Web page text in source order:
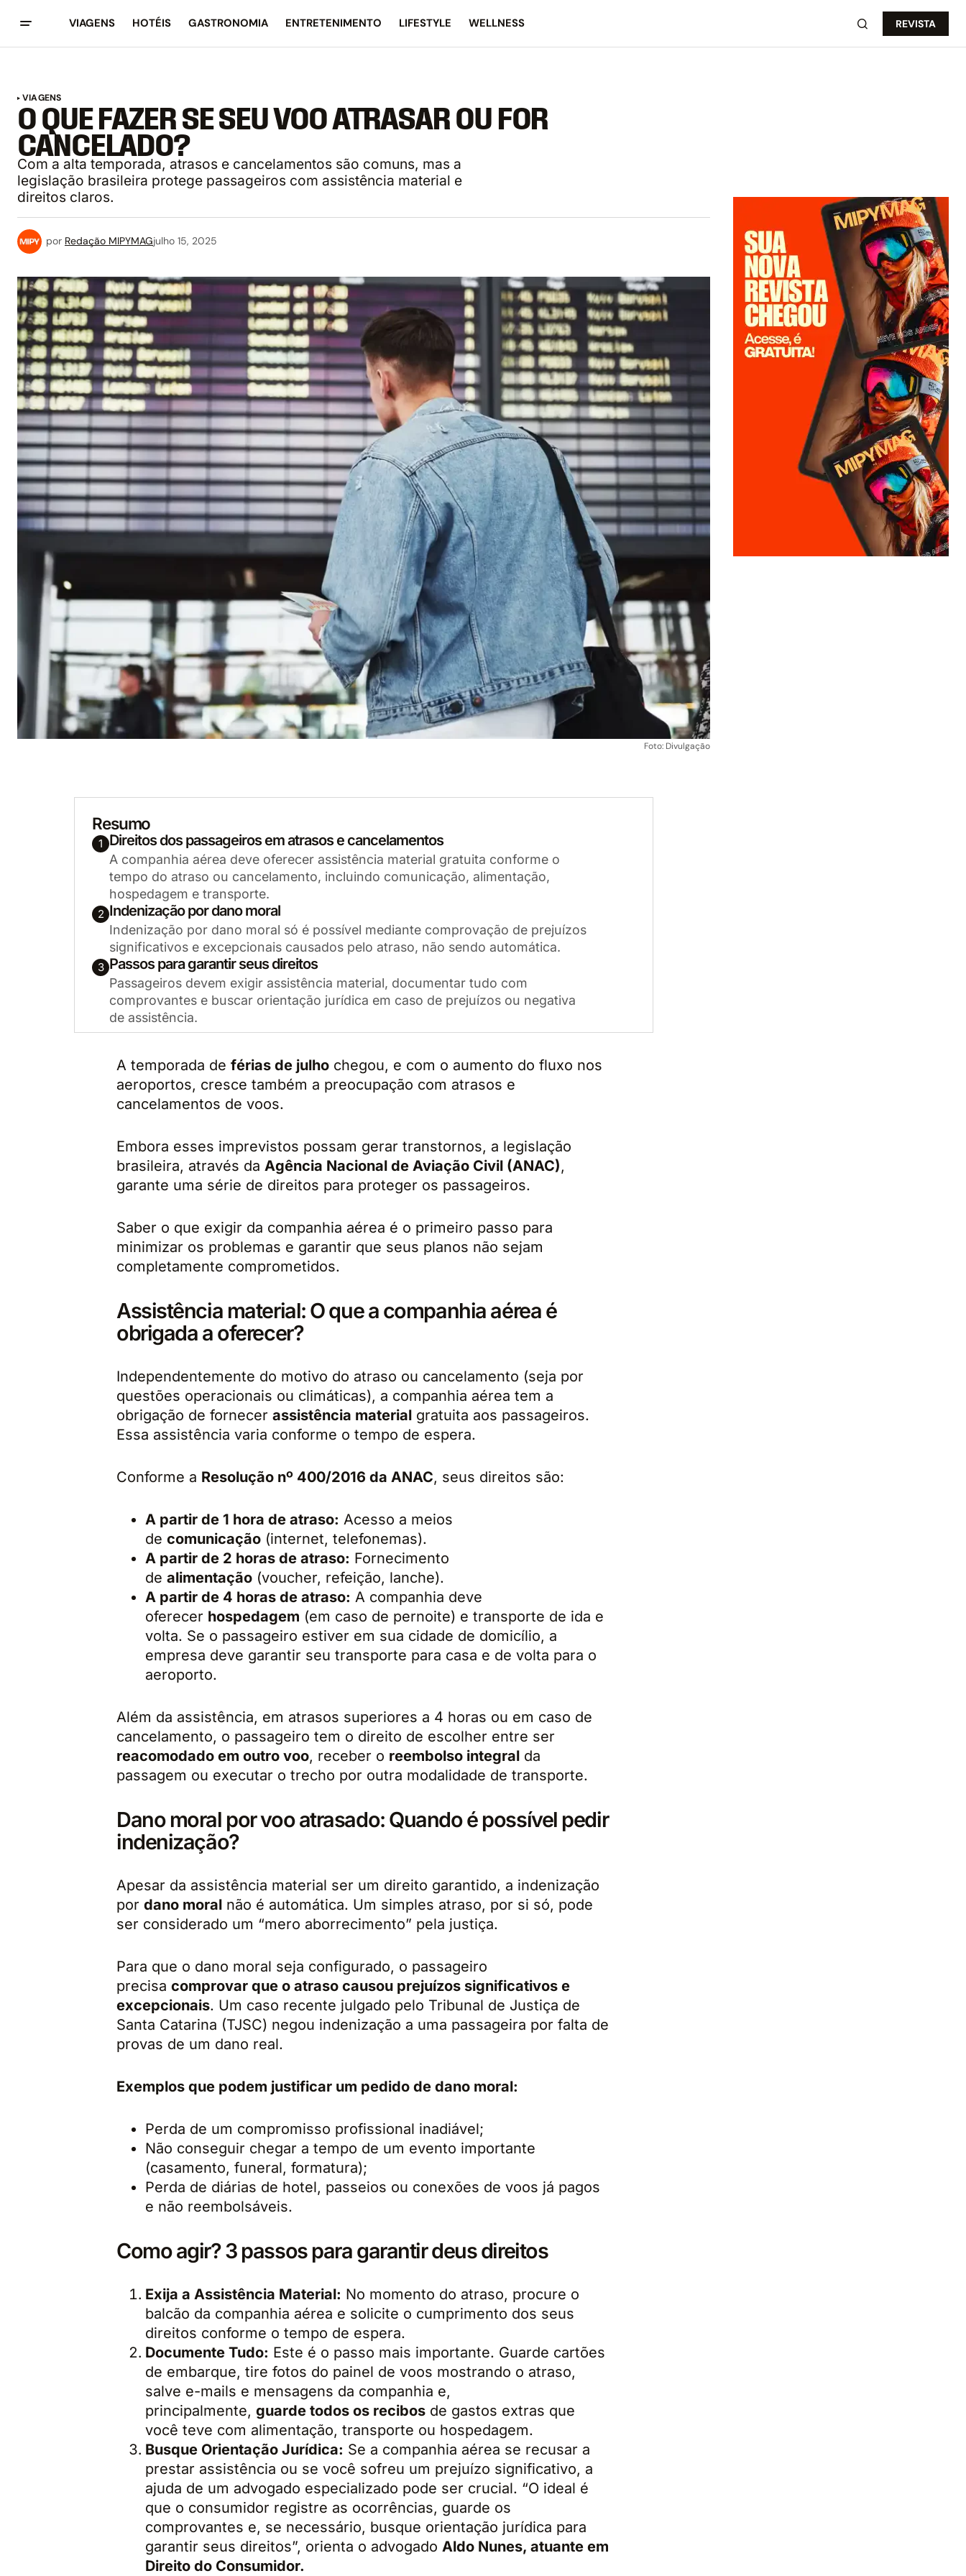
VIAGENS HOTÉIS GASTRONOMIA ENTRETENIMENTO LIFESTYLE WELLNESS REVISTA
VIAGENS
O QUE FAZER SE SEU VOO ATRASAR OU FOR
CANCELADO?
Com a alta temporada, atrasos e cancelamentos são comuns, mas a
legislação brasileira protege passageiros com assistência material e
direitos claros.
por Redação MIPYMAGjulho 15, 2025
Foto: Divulgação
Resumo
1 Direitos dos passageiros em atrasos e cancelamentos
A companhia aérea deve oferecer assistência material gratuita conforme o
tempo do atraso ou cancelamento, incluindo comunicação, alimentação,
hospedagem e transporte.
2 Indenização por dano moral
Indenização por dano moral só é possível mediante comprovação de prejuízos
significativos e excepcionais causados pelo atraso, não sendo automática.
3 Passos para garantir seus direitos
Passageiros devem exigir assistência material, documentar tudo com
comprovantes e buscar orientação jurídica em caso de prejuízos ou negativa
de assistência.
A temporada de férias de julho chegou, e com o aumento do fluxo nos
aeroportos, cresce também a preocupação com atrasos e
cancelamentos de voos.
Embora esses imprevistos possam gerar transtornos, a legislação
brasileira, através da Agência Nacional de Aviação Civil (ANAC),
garante uma série de direitos para proteger os passageiros.
Saber o que exigir da companhia aérea é o primeiro passo para
minimizar os problemas e garantir que seus planos não sejam
completamente comprometidos.
Assistência material: O que a companhia aérea é
obrigada a oferecer?
Independentemente do motivo do atraso ou cancelamento (seja por
questões operacionais ou climáticas), a companhia aérea tem a
obrigação de fornecer assistência material gratuita aos passageiros.
Essa assistência varia conforme o tempo de espera.
Conforme a Resolução nº 400/2016 da ANAC, seus direitos são:
A partir de 1 hora de atraso: Acesso a meios
de comunicação (internet, telefonemas).
A partir de 2 horas de atraso: Fornecimento
de alimentação (voucher, refeição, lanche).
A partir de 4 horas de atraso: A companhia deve
oferecer hospedagem (em caso de pernoite) e transporte de ida e
volta. Se o passageiro estiver em sua cidade de domicílio, a
empresa deve garantir seu transporte para casa e de volta para o
aeroporto.
Além da assistência, em atrasos superiores a 4 horas ou em caso de
cancelamento, o passageiro tem o direito de escolher entre ser
reacomodado em outro voo, receber o reembolso integral da
passagem ou executar o trecho por outra modalidade de transporte.
Dano moral por voo atrasado: Quando é possível pedir
indenização?
Apesar da assistência material ser um direito garantido, a indenização
por dano moral não é automática. Um simples atraso, por si só, pode
ser considerado um “mero aborrecimento” pela justiça.
Para que o dano moral seja configurado, o passageiro
precisa comprovar que o atraso causou prejuízos significativos e
excepcionais. Um caso recente julgado pelo Tribunal de Justiça de
Santa Catarina (TJSC) negou indenização a uma passageira por falta de
provas de um dano real.
Exemplos que podem justificar um pedido de dano moral:
Perda de um compromisso profissional inadiável;
Não conseguir chegar a tempo de um evento importante
(casamento, funeral, formatura);
Perda de diárias de hotel, passeios ou conexões de voos já pagos
e não reembolsáveis.
Como agir? 3 passos para garantir deus direitos
Exija a Assistência Material: No momento do atraso, procure o
balcão da companhia aérea e solicite o cumprimento dos seus
direitos conforme o tempo de espera.
Documente Tudo: Este é o passo mais importante. Guarde cartões
de embarque, tire fotos do painel de voos mostrando o atraso,
salve e-mails e mensagens da companhia e,
principalmente, guarde todos os recibos de gastos extras que
você teve com alimentação, transporte ou hospedagem.
Busque Orientação Jurídica: Se a companhia aérea se recusar a
prestar assistência ou se você sofreu um prejuízo significativo, a
ajuda de um advogado especializado pode ser crucial. “O ideal é
que o consumidor registre as ocorrências, guarde os
comprovantes e, se necessário, busque orientação jurídica para
garantir seus direitos”, orienta o advogado Aldo Nunes, atuante em
Direito do Consumidor.